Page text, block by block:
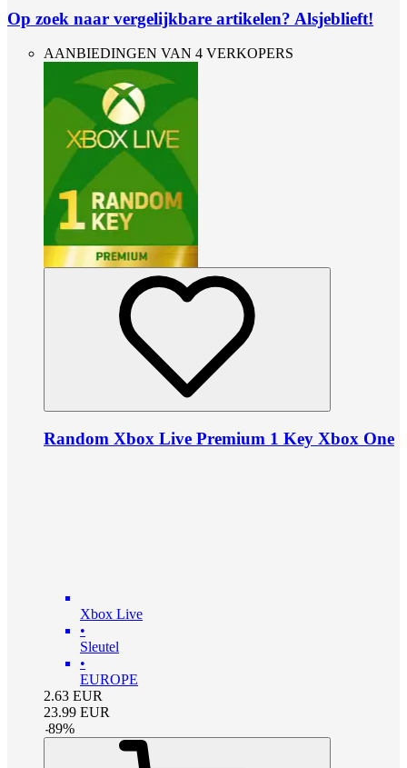
Op zoek naar vergelijkbare artikelen? Alsjeblieft!
AANBIEDINGEN VAN 4 VERKOPERS
Random Xbox Live Premium 1 Key Xbox One
Xbox Live
•
Sleutel
•
EUROPE
2.63 EUR
23.99 EUR
-89%